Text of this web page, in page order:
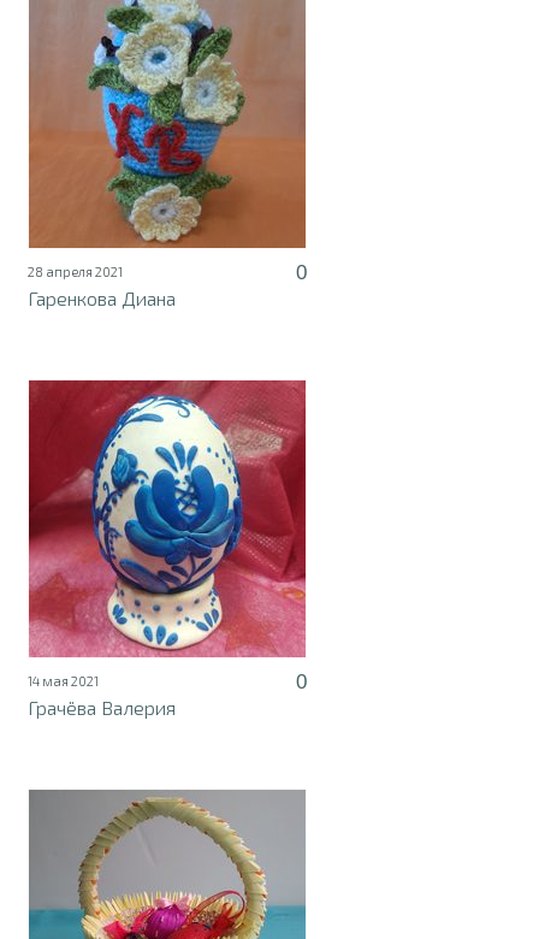
28 апреля 2021
0
Гаренкова Диана
14 мая 2021
0
Грачёва Валерия